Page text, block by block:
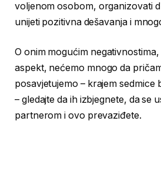
voljenom osobom, organizovati
unijeti pozitivna dešavanja i
O onim mogućim
aspekt, nećemo mnogo da
posavjetujemo – krajem sedmice
– gledajte da ih izbjegnete, da se
partnerom i ovo prevaziđete.